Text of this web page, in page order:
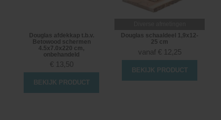
Douglas afdekkap t.b.v.
Betowood schermen
4.5x7.0x220 cm,
onbehandeld
€ 13,50
BEKIJK PRODUCT
Douglas schaaldeel 1,9x12-
25 cm
vanaf € 12,25
BEKIJK PRODUCT